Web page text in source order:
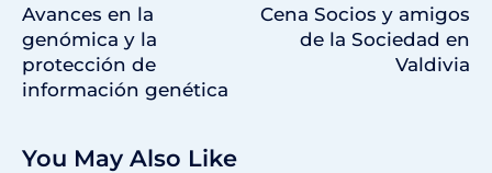
Avances en la
genómica y la
protección de
información genética
Cena Socios y amigos
de la Sociedad en
Valdivia
You May Also Like